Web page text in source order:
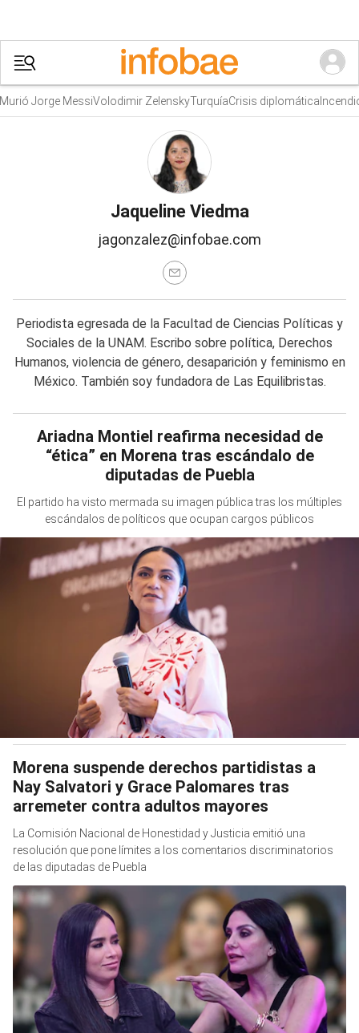
Jorge MessiVolodimir ZelenskyTurquíaCrisis diplomáticaIncendio
Jaqueline Viedma
jagonzalez@infobae.com
Periodista egresada de la Facultad de Ciencias Políticas y
Sociales de la UNAM. Escribo sobre política, Derechos
Humanos, violencia de género, desaparición y feminismo en
México. También soy fundadora de Las Equilibristas.
Ariadna Montiel reafirma necesidad de
“ética” en Morena tras escándalo de
diputadas de Puebla
El partido ha visto mermada su imagen pública tras los múltiples
escándalos de políticos que ocupan cargos públicos
Morena suspende derechos partidistas a
Nay Salvatori y Grace Palomares tras
arremeter contra adultos mayores
La Comisión Nacional de Honestidad y Justicia emitió una
resolución que pone límites a los comentarios discriminatorios
de las diputadas de Puebla